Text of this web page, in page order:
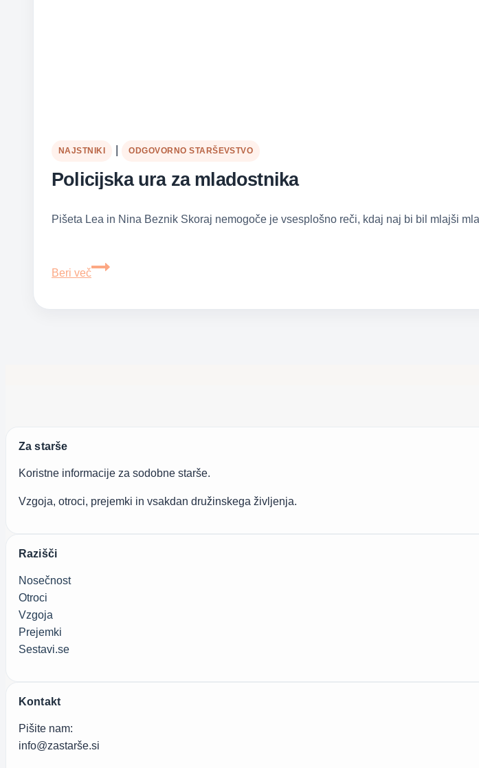
NAJSTNIKI | ODGOVORNO STARŠEVSTVO
Policijska ura za mladostnika
Pišeta Lea in Nina Beznik Skoraj nemogoče je vsesplošno reči, kdaj naj bi bil mlajši
Beri več
Policijska
Za starše
Koristne informacije za sodobne starše.
Vzgoja, otroci, prejemki in vsakdan družinskega življenja.
Razišči
Nosečnost
Otroci
Vzgoja
Prejemki
Sestavi.se
Kontakt
Pišite nam:
info@zastarše.si